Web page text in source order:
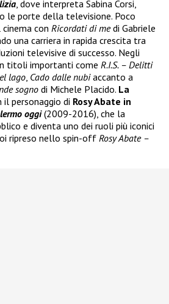
, dove interpreta Sabina Corsi,
le porte della televisione. Poco
con Ricordati di medi Gabriele
una carriera in rapida crescita tra
televisive di successo. Negli
titoli importanti come R.I.S. – Delitti
lago, Cado dalle nubiaccanto a
sogno di Michele Placido. La
il personaggio di Rosy Abate in
oggi(2009-2016), che la
e diventa uno dei ruoli più iconici
ripreso nello spin-off Rosy Abate –